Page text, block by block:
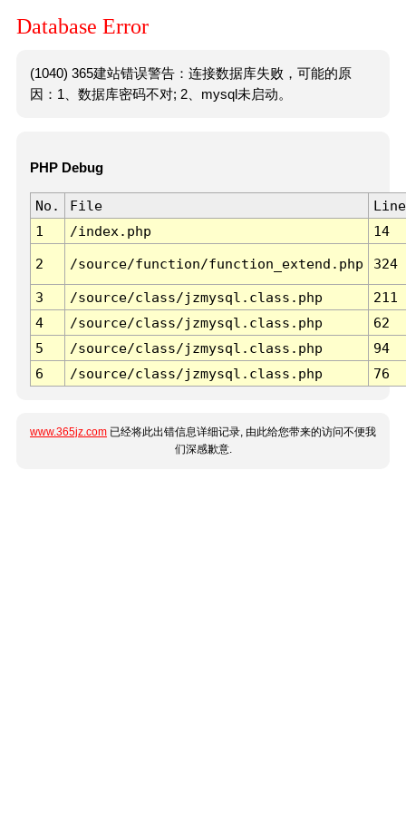
Database Error
(1040) 365建站错误警告：连接数据库失败，可能的原
因：1、数据库密码不对; 2、mysql未启动。
PHP Debug
No. File
Line
1
/index.php 14
2 /source/function/function_extend.php 324
3 /source/class/jzmysql.class.php
211
4
/source/class/jzmysql.class.php
62
5
/source/class/jzmysql.class.php
94
6
/source/class/jzmysql.class.php 76
www.365jz.com 已经将此出错信息详细记录, 由此给您带来的访问不便我
们深感歉意.